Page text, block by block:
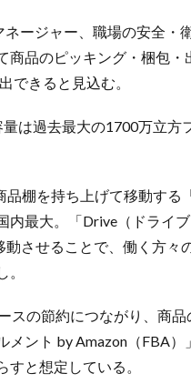
ージャー、職場の安全・
品のピッキング・梱包・
できると見込む。
は過去最大の1700万立方
棚を持ち上げて移動する
最大。「Drive（ドライ
させることで、働く方々
の節約につながり、商品
ント by Amazon（FBA
と想定している。